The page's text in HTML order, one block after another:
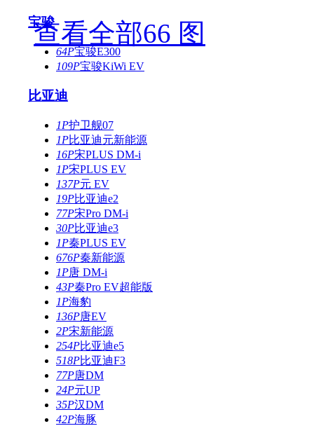
宝骏
64P宝骏E300
109P宝骏KiWi EV
比亚迪
1P护卫舰07
1P比亚迪元新能源
16P宋PLUS DM-i
1P宋PLUS EV
137P元 EV
19P比亚迪e2
77P宋Pro DM-i
30P比亚迪e3
1P秦PLUS EV
676P秦新能源
1P唐 DM-i
43P秦Pro EV超能版
1P海豹
136P唐EV
2P宋新能源
254P比亚迪e5
518P比亚迪F3
77P唐DM
24P元UP
35P汉DM
42P海豚
查看全部66 图